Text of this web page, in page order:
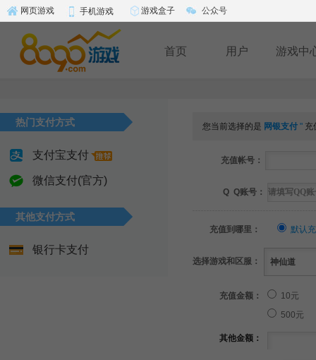
网页游戏 手机游戏 游戏盒子 公众号
首页 用户 游戏中
热门支付方式
支付宝支付
微信支付(官方)
其他支付方式
银行卡支付
您当前选择的是 网银支付 " 充
充值帐号：
Q Q账号：
充值到哪里： 默认
选择游戏和区服：
充值金额：
其他金额：
10元
500元